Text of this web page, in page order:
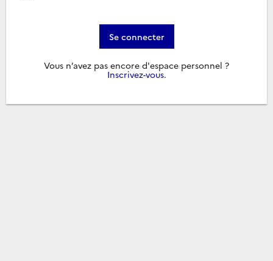
Se connecter
Vous n’avez pas encore d'espace personnel ?
Inscrivez-vous.